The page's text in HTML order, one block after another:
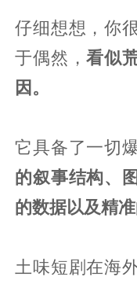
仔细想想，你
于偶然，看似
因。
它具备了一切
的叙事结构、
的数据以及精准
土味短剧在海